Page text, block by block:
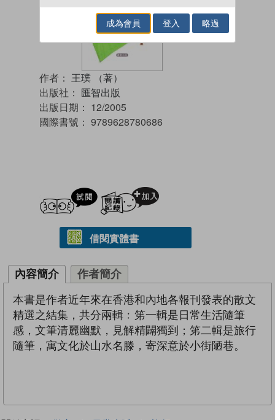
作者： 王璞 （著）
出版社： 匯智出版
出版日期： 12/2005
國際書號： 9789628780686
試閲
借閱實體書
內容簡介 作者簡介
本書是作者近年來在香港和內地各報刊發表的散文
精選之結集，共分兩輯﹕笫一輯是日常生活隨筆
感，文筆清麗幽默，見解精闢獨到；笫二輯是旅行
隨筆，寓文化於山水名滕，寄深意於小街陋巷。
成為會員 登入 略過